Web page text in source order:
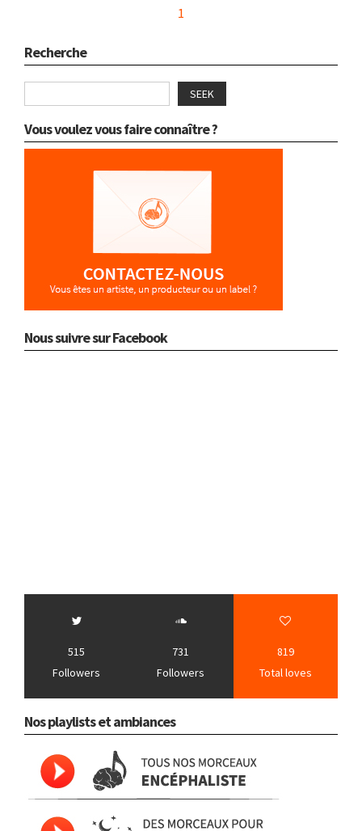
1
Recherche
SEEK
Vous voulez vous faire connaître ?
Nous suivre sur Facebook
515
Followers
731
Followers
819
Total loves
Nos playlists et ambiances